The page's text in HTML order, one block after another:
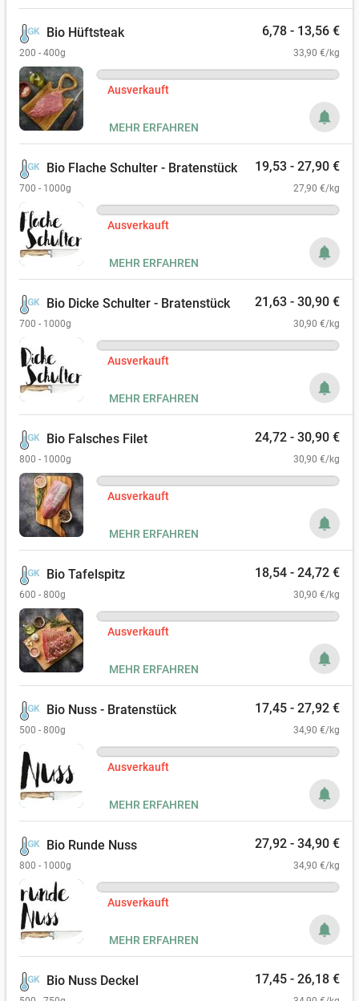
Bio Hüftsteak 6,78 - 13,56 €
200 - 400g 33,90 €/kg
Ausverkauft
notifications
MEHR ERFAHREN
Bio Flache Schulter - Bratenstück 19,53 - 27,90 €
700 - 1000g 27,90 €/kg
Ausverkauft
notifications
MEHR ERFAHREN
Bio Dicke Schulter - Bratenstück 21,63 - 30,90 €
700 - 1000g 30,90 €/kg
Ausverkauft
notifications
MEHR ERFAHREN
Bio Falsches Filet 24,72 - 30,90 €
800 - 1000g 30,90 €/kg
Ausverkauft
notifications
MEHR ERFAHREN
Bio Tafelspitz 18,54 - 24,72 €
600 - 800g 30,90 €/kg
Ausverkauft
notifications
MEHR ERFAHREN
Bio Nuss - Bratenstück 17,45 - 27,92 €
500 - 800g 34,90 €/kg
Ausverkauft
notifications
MEHR ERFAHREN
Bio Runde Nuss 27,92 - 34,90 €
800 - 1000g 34,90 €/kg
Ausverkauft
notifications
MEHR ERFAHREN
Bio Nuss Deckel 17,45 - 26,18 €